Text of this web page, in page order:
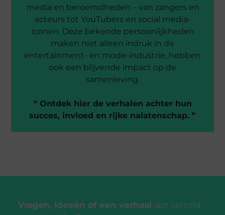
media en beroemdheden – van zangers en
acteurs tot YouTubers en social media-
iconen. Deze bekende persoonlijkheden
maken niet alleen indruk in de
entertainment- en mode-industrie, hebben
ook een blijvende impact op de
samenleving.
❝ Ontdek hier de verhalen achter hun
succes, invloed en rijke nalatenschap. ❞
Vragen, ideeën of een verhaal dat verteld